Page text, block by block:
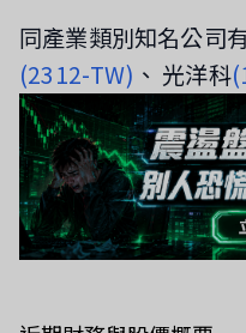
同產業類別知名公司
(2312-TW) 、 光洋科